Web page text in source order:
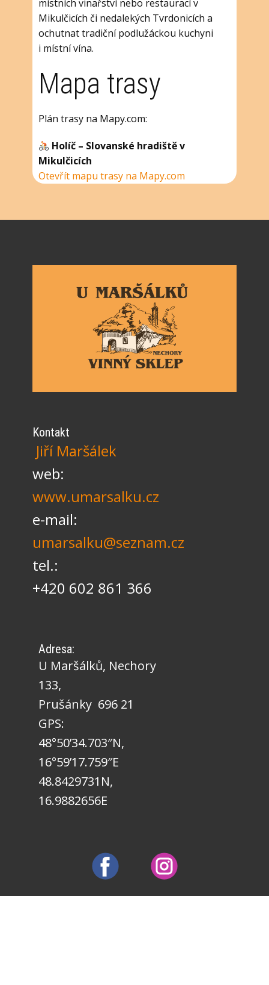
místních vinařství nebo restaurací v
Mikulčicích či nedalekých Tvrdonicích a
ochutnat tradiční podlužáckou kuchyni
i místní vína.
Mapa trasy
Plán trasy na Mapy.com:
Holíč – Slovanské hradiště v
Mikulčicích
Otevřít mapu trasy na Mapy.com
Kontakt
Jiří Maršálek
web:
www.umarsalku.cz
e-mail:
umarsalku@seznam.cz
tel.:
+420 602 861 366
Adresa:
U Maršálků, Nechory
133,
Prušánky 696 21
GPS:
48°50’34.703″N,
16°59’17.759″E
48.8429731N,
16.9882656E